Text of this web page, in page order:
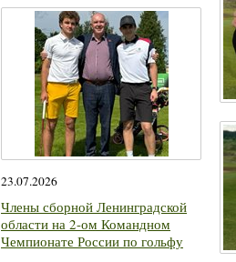
23.07.2026
Члены сборной Ленинградской
области на 2-ом Командном
Чемпионате России по гольфу